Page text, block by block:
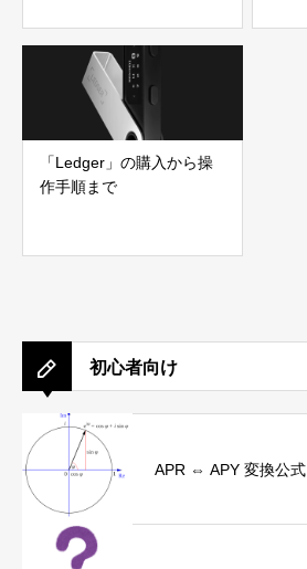
「Ledger」の購入から操
作手順まで
初心者向け
APR ⇔ APY 変換公式